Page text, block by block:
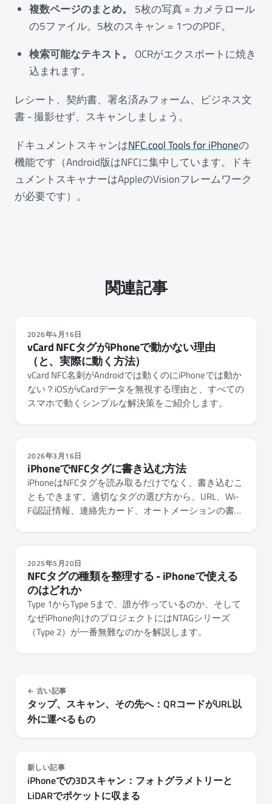
複数ページのまとめ。
5枚の写真 = カメラロール
の5ファイル。5枚のスキャン = 1つのPDF。
検索可能なテキスト。
OCRがエクスポートに焼き
込まれます。
レシート、契約書、署名済みフォーム、ビジネス文
書 - 撮影せず、スキャンしましょう。
ドキュメントスキャンはNFC.cool Tools for iPhoneの
機能です（Android版はNFCに集中しています。ドキ
ュメントスキャナーはAppleのVisionフレームワーク
が必要です）。
関連記事
2026年4月16日
vCard NFCタグがiPhoneで動かない理由
（と、実際に動く方法）
vCard NFC名刺がAndroidでは動くのにiPhoneでは動か
ない？iOSがvCardデータを無視する理由と、すべての
スマホで動くシンプルな解決策をご紹介します。
2026年3月16日
iPhoneでNFCタグに書き込む方法
iPhoneはNFCタグを読み取るだけでなく、書き込むこ
ともできます。適切なタグの選び方から、URL、Wi-
Fi認証情報、連絡先カード、オートメーションの書き
2025年5月20日
NFCタグの種類を整理する - iPhoneで使える
のはどれか
Type 1からType 5まで、誰が作っているのか、そして
なぜiPhone向けのプロジェクトにはNTAGシリーズ
（Type 2）が一番無難なのかを解説します。
古い記事
タップ、スキャン、その先へ：QRコードがURL以
外に運べるもの
新しい記事
iPhoneでの3Dスキャン：フォトグラメトリーと
LiDARでポケットに収まる